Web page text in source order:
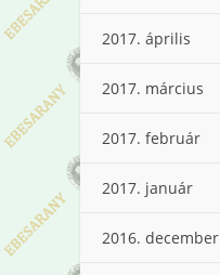
2017. április
2017. március
2017. február
2017. január
2016. december